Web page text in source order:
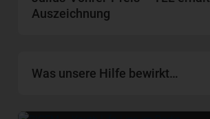
Auszeichnung
Was unsere Hilfe bewirkt…